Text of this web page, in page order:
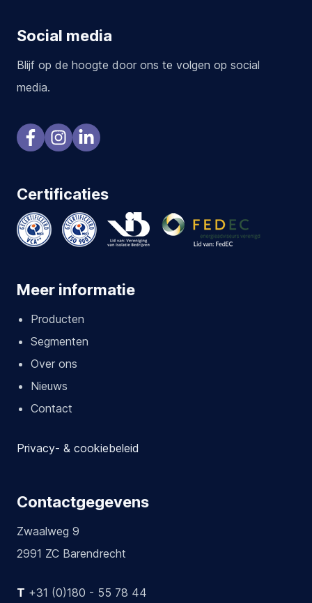
Social media
Blijf op de hoogte door ons te volgen op social
media.
Certificaties
Meer informatie
Producten
Segmenten
Over ons
Nieuws
Contact
Privacy- & cookiebeleid
Contactgegevens
Zwaalweg 9
2991 ZC Barendrecht
T +31 (0)180 - 55 78 44